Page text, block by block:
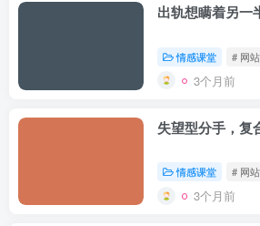
出轨想瞒着另一
情感课堂 # 网
3个月前
失望型分手，复
情感课堂 # 网
3个月前